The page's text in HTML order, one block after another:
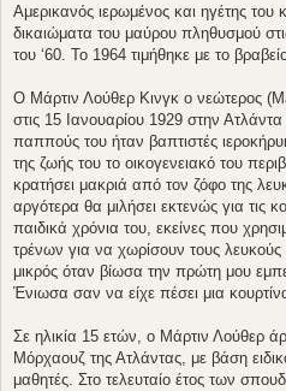
μ
σ
ί
σ
Αμερικανός ιερωμένος και ηγέτης του
δικαιώματα του μαύρου πληθυσμού
του ‘60. Το 1964 τιμήθηκε με το
Ο Μάρτιν Λούθερ Κινγκ ο νεώτερος
στις 15 Ιανουαρίου 1929 στην
παππούς του ήταν βαπτιστές
της ζωής του το οικογενειακό του
κρατήσει μακριά από τον ζόφο της
αργότερα θα μιλήσει εκτενώς για τις
παιδικά χρόνια του, εκείνες που
τρένων για να χωρίσουν τους
μικρός όταν βίωσα την πρώτη μου
Ένιωσα σαν να είχε πέσει μια
Σε ηλικία 15 ετών, ο Μάρτιν Λούθερ
Μόρχαουζ της Ατλάντας, με βάση
μαθητές. Στο τελευταίο έτος των